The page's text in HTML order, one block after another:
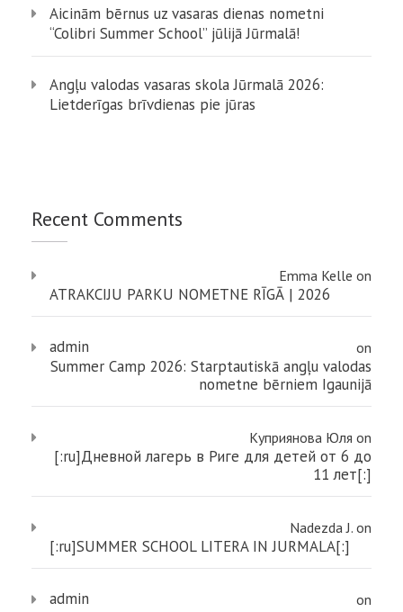
Aicinām bērnus uz vasaras dienas nometni
“Colibri Summer School” jūlijā Jūrmalā!
Angļu valodas vasaras skola Jūrmalā 2026:
Lietderīgas brīvdienas pie jūras
Recent Comments
Emma Kelle on
ATRAKCIJU PARKU NOMETNE RĪGĀ | 2026
admin on
Summer Camp 2026: Starptautiskā angļu valodas
nometne bērniem Igaunijā
Куприянова Юля on
[:ru]Дневной лагерь в Риге для детей от 6 до
11 лет[:]
Nadezda J. on
[:ru]SUMMER SCHOOL LITERA IN JURMALA[:]
admin on